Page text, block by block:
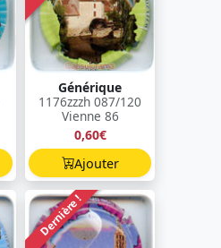
Générique
1176zzzh 087/120
Vienne 86
0,60€
Ajouter
Dernière !